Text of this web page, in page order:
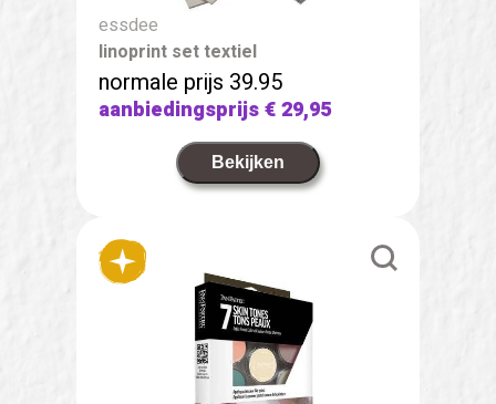
essdee
linoprint set textiel
normale prijs 39.95
aanbiedingsprijs€ 29,95
Bekijken